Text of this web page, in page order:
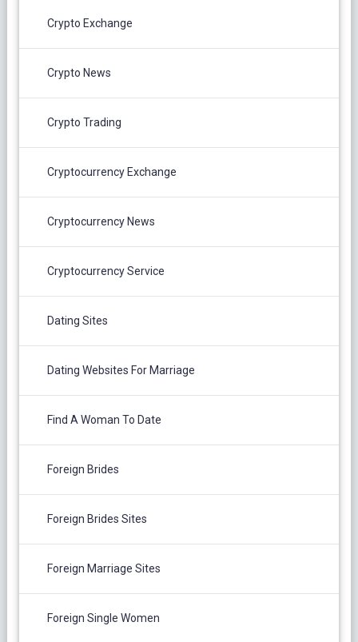
Crypto Exchange
Crypto News
Crypto Trading
Cryptocurrency Exchange
Cryptocurrency News
Cryptocurrency Service
Dating Sites
Dating Websites For Marriage
Find A Woman To Date
Foreign Brides
Foreign Brides Sites
Foreign Marriage Sites
Foreign Single Women